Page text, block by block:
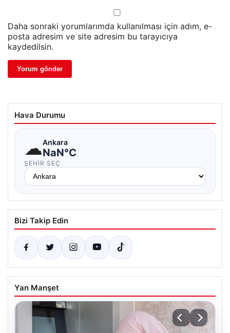
Daha sonraki yorumlarımda kullanılması için adım, e-
posta adresim ve site adresim bu tarayıcıya
kaydedilsin.
Hava Durumu
☁Ankara
NaN°C
ŞEHIR SEÇ
Bizi Takip Edin
Yan Manşet